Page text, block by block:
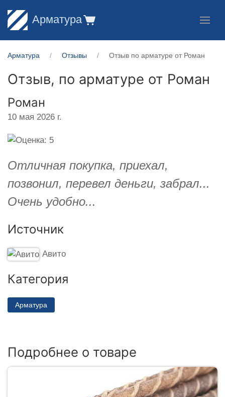
Арматура
Арматура Отзывы Отзыв по арматуре от Роман
Отзыв, по арматуре от Роман
Роман
10 мая 2026 г.
Отличная покупка, приехал,
позвонил, перевел деньги, забрал...
Очень удобно...
Источник
Авито
Категория
Арматура
Подробнее о товаре